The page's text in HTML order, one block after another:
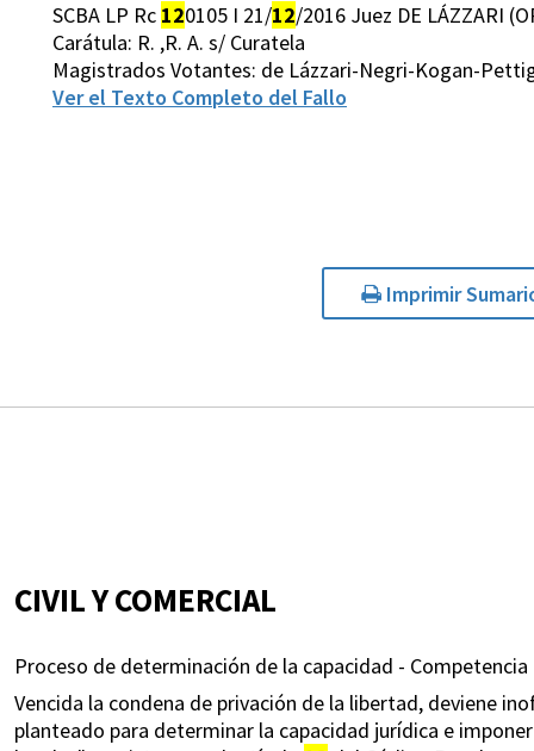
SCBA LP Rc 120105 I 21/12/2016 Juez DE LÁZZARI
Carátula: R. ,R. A. s/ Curatela
Magistrados Votantes: de Lázzari-Negri-Kogan-
Ver el Texto Completo del Fallo
Imprimir
CIVIL Y COMERCIAL
Proceso de determinación de la capacidad -
Vencida la condena de privación de la libertad, deviene
planteado para determinar la capacidad jurídica e